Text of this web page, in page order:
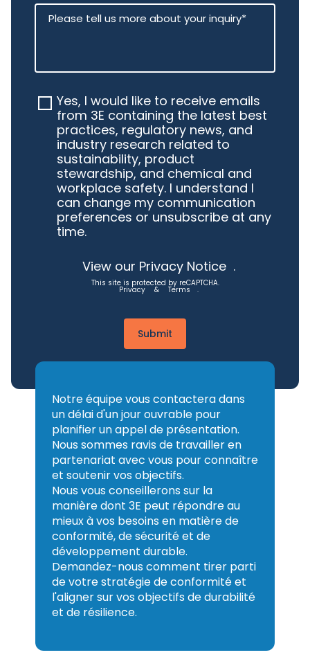
Yes, I would like to receive emails
from 3E containing the latest best
practices, regulatory news, and
industry research related to
sustainability, product
stewardship, and chemical and
workplace safety. I understand I
can change my communication
preferences or unsubscribe at any
time.
View our Privacy Notice .
This site is protected by reCAPTCHA.
Privacy & Terms .
Submit
Notre équipe vous contactera dans
un délai d'un jour ouvrable pour
planifier un appel de présentation.
Nous sommes ravis de travailler en
partenariat avec vous pour connaître
et soutenir vos objectifs.
Nous vous conseillerons sur la
manière dont 3E peut répondre au
mieux à vos besoins en matière de
conformité, de sécurité et de
développement durable.
Demandez-nous comment tirer parti
de votre stratégie de conformité et
l'aligner sur vos objectifs de durabilité
et de résilience.